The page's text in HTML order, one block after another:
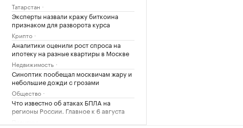
Татарстан
Эксперты назвали кражу биткоина
признаком для разворота курса
Крипто
Аналитики оценили рост спроса на
ипотеку на разные квартиры в Москве
Недвижимость
Синоптик пообещал москвичам жару и
небольшие дожди с грозами
Общество
Что известно об атаках БПЛА на
регионы России. Главное к 6 августа